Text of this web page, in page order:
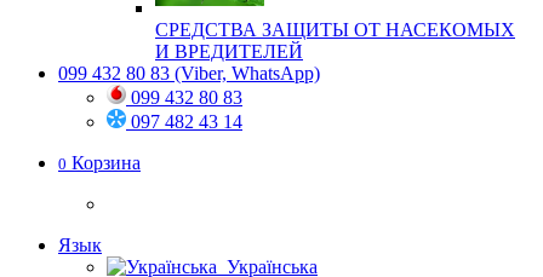
СРЕДСТВА ЗАЩИТЫ ОТ НАСЕКОМЫХ
И ВРЕДИТЕЛЕЙ
099 432 80 83 (Viber, WhatsApp)
099 432 80 83
097 482 43 14
0 Корзина
Язык
Українська